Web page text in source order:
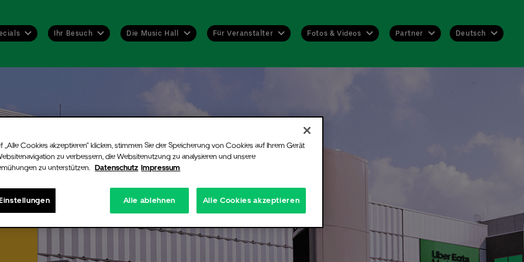
Ihr Besuch Die Music Hall Für Veranstalter Fotos & Videos Partner Deutsch
Künstler oder Konzert gibt, erfahren Sie es zuerst!
für eine Veranstaltung keine Tickets mehr verfügbar sind, können Sie
doch noch Tickets frei werden, informieren wir Sie umgehend
„Alle Cookies akzeptieren“ klicken, stimmen Sie der Speicherung von Cookies auf Ihrem Gerät
zu verbessern, die Websitenutzung zu analysieren und unsere
zu unterstützen.
Datenschutz Impressum
Alle ablehnen Alle Cookies akzeptieren